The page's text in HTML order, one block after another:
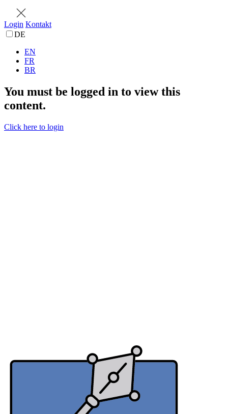
Login Kontakt
DE
EN
FR
BR
You must be logged in to view this
content.
Click here to login